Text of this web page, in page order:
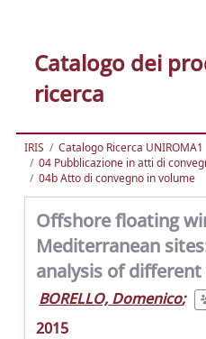
Catalogo dei
ricerca
IRIS
Catalogo Ricerca UNIROMA1
04 Pubblicazione in atti di
04b Atto di convegno in volume
Offshore floating
Mediterranean
analysis of
BORELLO, Domenico;
2015